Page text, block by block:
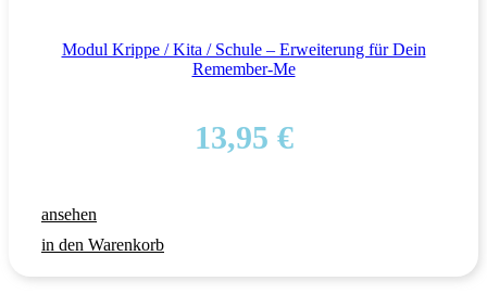
Modul Krippe / Kita / Schule – Erweiterung für Dein
Remember-Me
13,95 €
ansehen
in den Warenkorb